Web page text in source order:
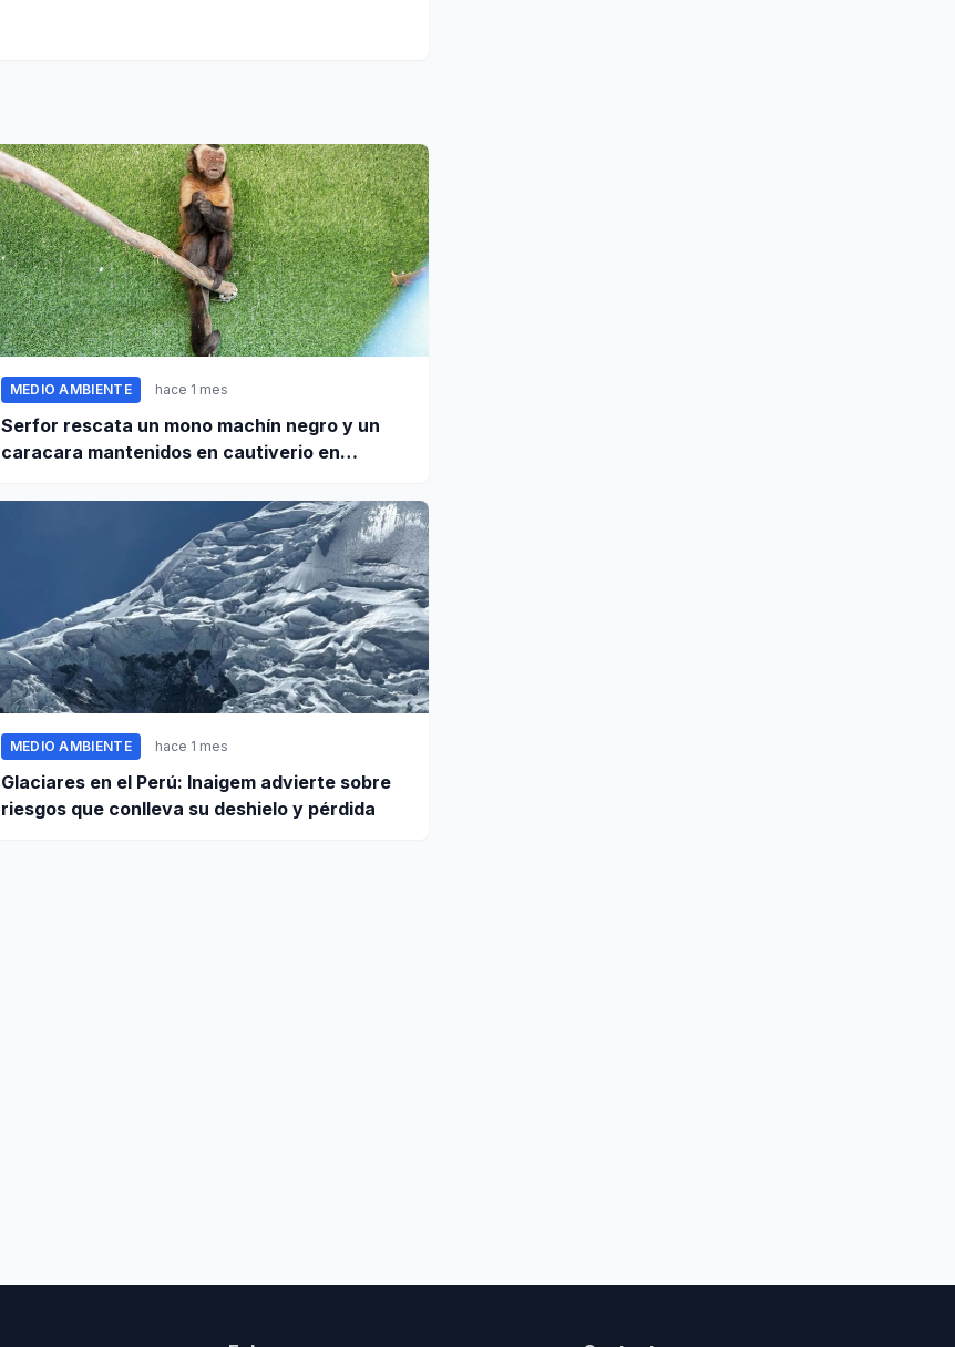
MEDIO AMBIENTE hace 1 mes
Serfor rescata un mono machín negro y un
caracara mantenidos en cautiverio en
MEDIO AMBIENTE hace 1 mes
Glaciares en el Perú: Inaigem advierte sobre
riesgos que conlleva su deshielo y pérdida